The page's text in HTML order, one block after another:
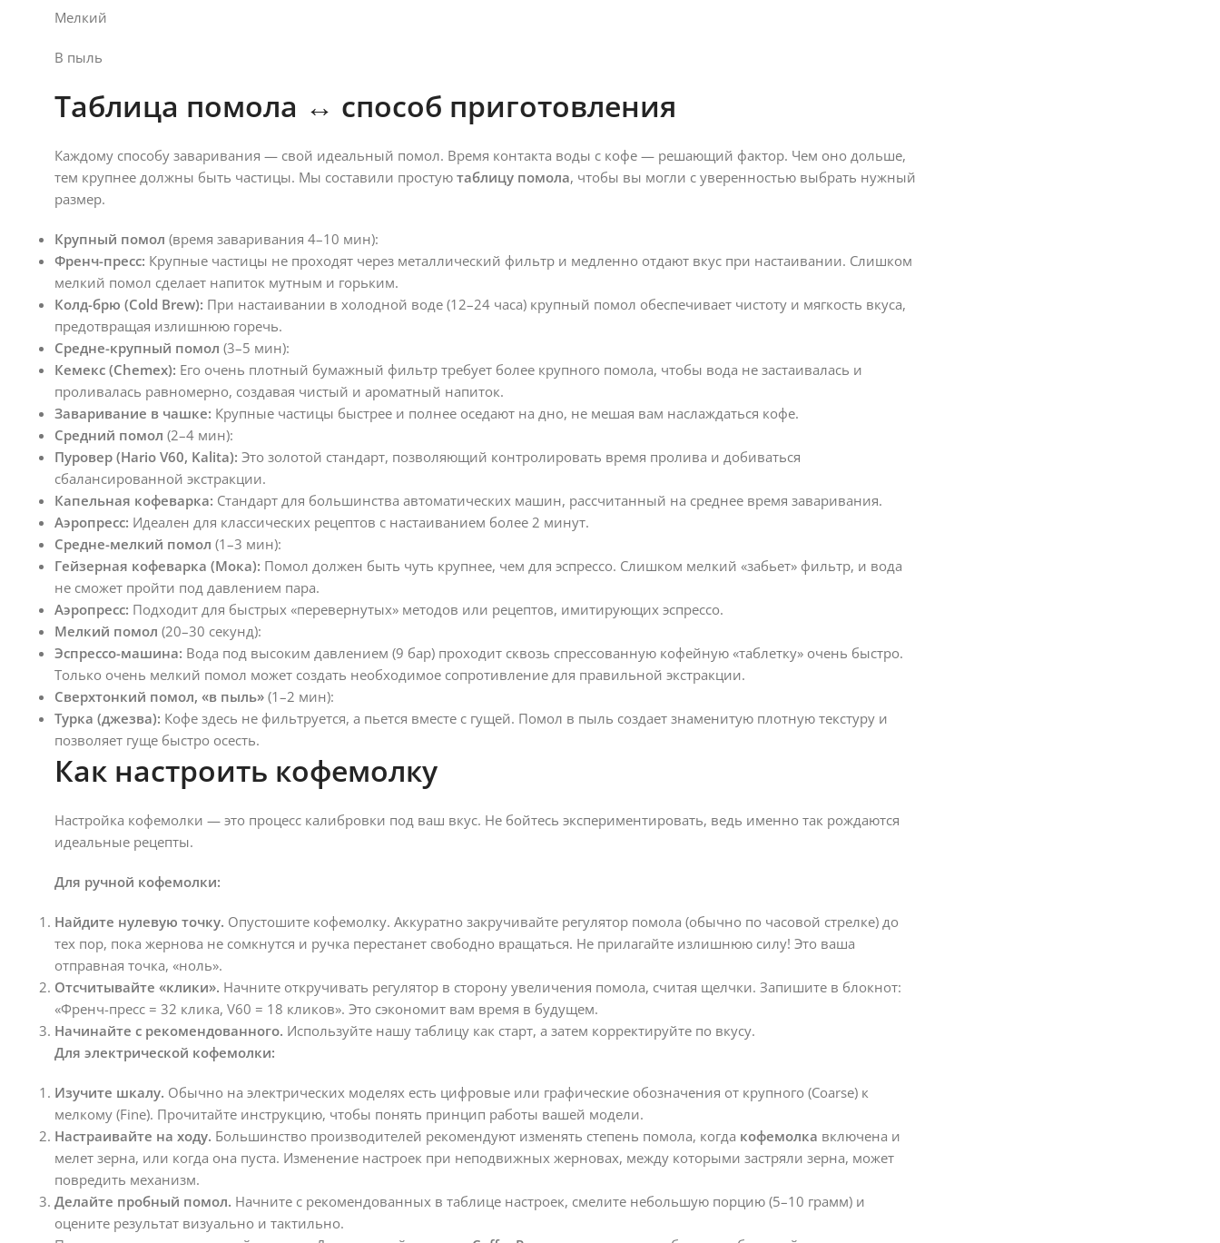
Мелкий
В пыль
Таблица помола ↔ способ приготовления
Каждому способу заваривания — свой идеальный помол. Время контакта воды с кофе — решающий фактор. Чем оно дольше,
тем крупнее должны быть частицы. Мы составили простую таблицу помола, чтобы вы могли с уверенностью выбрать нужный
размер.
Крупный помол (время заваривания 4–10 мин):
Френч-пресс: Крупные частицы не проходят через металлический фильтр и медленно отдают вкус при настаивании. Слишком
мелкий помол сделает напиток мутным и горьким.
Колд-брю (Cold Brew): При настаивании в холодной воде (12–24 часа) крупный помол обеспечивает чистоту и мягкость вкуса,
предотвращая излишнюю горечь.
Средне-крупный помол (3–5 мин):
Кемекс (Chemex): Его очень плотный бумажный фильтр требует более крупного помола, чтобы вода не застаивалась и
проливалась равномерно, создавая чистый и ароматный напиток.
Заваривание в чашке: Крупные частицы быстрее и полнее оседают на дно, не мешая вам наслаждаться кофе.
Средний помол (2–4 мин):
Пуровер (Hario V60, Kalita): Это золотой стандарт, позволяющий контролировать время пролива и добиваться
сбалансированной экстракции.
Капельная кофеварка: Стандарт для большинства автоматических машин, рассчитанный на среднее время заваривания.
Аэропресс: Идеален для классических рецептов с настаиванием более 2 минут.
Средне-мелкий помол (1–3 мин):
Гейзерная кофеварка (Мока): Помол должен быть чуть крупнее, чем для эспрессо. Слишком мелкий «забьет» фильтр, и вода
не сможет пройти под давлением пара.
Аэропресс: Подходит для быстрых «перевернутых» методов или рецептов, имитирующих эспрессо.
Мелкий помол (20–30 секунд):
Эспрессо-машина: Вода под высоким давлением (9 бар) проходит сквозь спрессованную кофейную «таблетку» очень быстро.
Только очень мелкий помол может создать необходимое сопротивление для правильной экстракции.
Сверхтонкий помол, «в пыль» (1–2 мин):
Турка (джезва): Кофе здесь не фильтруется, а пьется вместе с гущей. Помол в пыль создает знаменитую плотную текстуру и
позволяет гуще быстро осесть.
Как настроить кофемолку
Настройка кофемолки — это процесс калибровки под ваш вкус. Не бойтесь экспериментировать, ведь именно так рождаются
идеальные рецепты.
Для ручной кофемолки:
Найдите нулевую точку. Опустошите кофемолку. Аккуратно закручивайте регулятор помола (обычно по часовой стрелке) до
тех пор, пока жернова не сомкнутся и ручка перестанет свободно вращаться. Не прилагайте излишнюю силу! Это ваша
отправная точка, «ноль».
Отсчитывайте «клики». Начните откручивать регулятор в сторону увеличения помола, считая щелчки. Запишите в блокнот:
«Френч-пресс = 32 клика, V60 = 18 кликов». Это сэкономит вам время в будущем.
Начинайте с рекомендованного. Используйте нашу таблицу как старт, а затем корректируйте по вкусу.
Для электрической кофемолки:
Изучите шкалу. Обычно на электрических моделях есть цифровые или графические обозначения от крупного (Coarse) к
мелкому (Fine). Прочитайте инструкцию, чтобы понять принцип работы вашей модели.
Настраивайте на ходу. Большинство производителей рекомендуют изменять степень помола, когда кофемолка включена и
мелет зерна, или когда она пуста. Изменение настроек при неподвижных жерновах, между которыми застряли зерна, может
повредить механизм.
Делайте пробный помол. Начните с рекомендованных в таблице настроек, смелите небольшую порцию (5–10 грамм) и
оцените результат визуально и тактильно.